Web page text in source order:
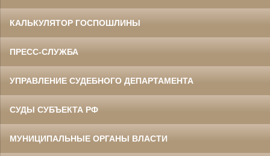
КАЛЬКУЛЯТОР ГОСПОШЛИНЫ
ПРЕСС-СЛУЖБА
УПРАВЛЕНИЕ СУДЕБНОГО ДЕПАРТАМЕНТА
СУДЫ СУБЪЕКТА РФ
МУНИЦИПАЛЬНЫЕ ОРГАНЫ ВЛАСТИ